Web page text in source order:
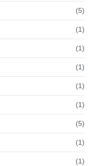
(5)
(1)
(1)
(1)
(1)
(1)
(5)
(1)
(1)